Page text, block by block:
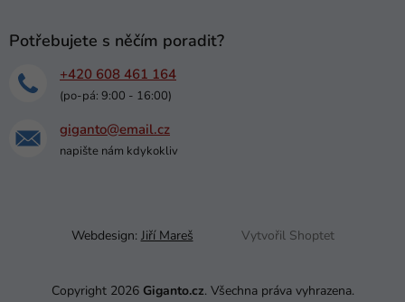
Potřebujete s něčím poradit?
+420 608 461 164
(po-pá: 9:00 - 16:00)
giganto@email.cz
napište nám kdykokliv
Webdesign: Jiří Mareš Vytvořil Shoptet
Copyright 2026 Giganto.cz. Všechna práva vyhrazena.